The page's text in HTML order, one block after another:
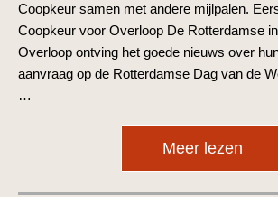
Coopkeur samen met andere mijlpalen.
Coopkeur voor Overloop De Rotterdamse
Overloop ontving het goede nieuws over
aanvraag op de Rotterdamse Dag van de
…
Meer lezen